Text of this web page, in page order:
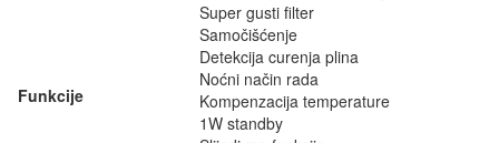
Funkcije
Super gusti filter
Samočišćenje
Detekcija curenja plina
Noćni način rada
Kompenzacija temperature
1W standby